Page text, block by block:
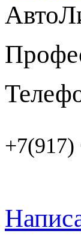
+7(917)